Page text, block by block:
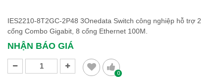
IES2210-8T2GC-2P48 3Onedata Switch công nghiệp hỗ trợ 2
cổng Combo Gigabit, 8 cổng Ethernet 100M.
NHẬN BÁO GIÁ
0